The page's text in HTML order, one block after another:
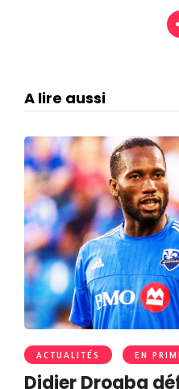
A lire aussi
ACTUALITÉS EN
Didier Drogba